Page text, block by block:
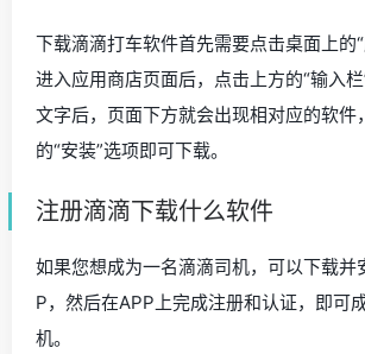
下载滴滴打车软件首先需要点击桌面上的“
进入应用商店页面后，点击上方的“输入
文字后，页面下方就会出现相对应的软件
的“安装”选项即可下载。
注册滴滴下载什么软件
如果您想成为一名滴滴司机，可以下载并
P，然后在APP上完成注册和认证，即可
机。